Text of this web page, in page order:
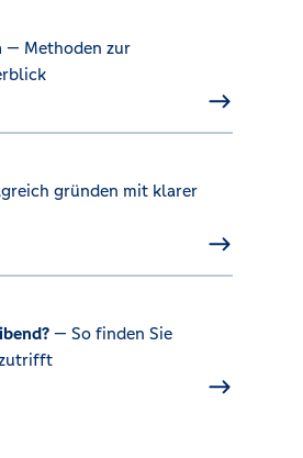
— Methoden zur
gründen mit klarer
— So finden Sie
zutrifft